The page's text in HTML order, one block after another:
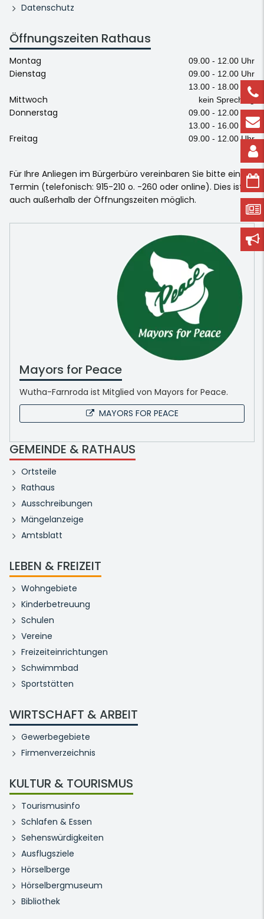
Datenschutz
Öffnungszeiten Rathaus
Montag 09.00 - 12.00 Uhr
Dienstag
09.00 - 12.00 Uhr
13.00 - 18.00 Uhr
Mittwoch kein Sprechtag
Donnerstag
09.00 - 12.00 Uhr
13.00 - 16.00 Uhr
Freitag 09.00 - 12.00 Uhr
Für Ihre Anliegen im Bürgerbüro vereinbaren Sie bitte einen
Termin (telefonisch: 915-210 o. -260 oder online). Dies ist
auch außerhalb der Öffnungszeiten möglich.
Mayors for Peace
Wutha-Farnroda ist Mitglied von Mayors for Peace.
MAYORS FOR PEACE
GEMEINDE & RATHAUS
Ortsteile
Rathaus
Ausschreibungen
Mängelanzeige
Amtsblatt
LEBEN & FREIZEIT
Wohngebiete
Kinderbetreuung
Schulen
Vereine
Freizeiteinrichtungen
Schwimmbad
Sportstätten
WIRTSCHAFT & ARBEIT
Gewerbegebiete
Firmenverzeichnis
KULTUR & TOURISMUS
Tourismusinfo
Schlafen & Essen
Sehenswürdigkeiten
Ausflugsziele
Hörselberge
Hörselbergmuseum
Bibliothek